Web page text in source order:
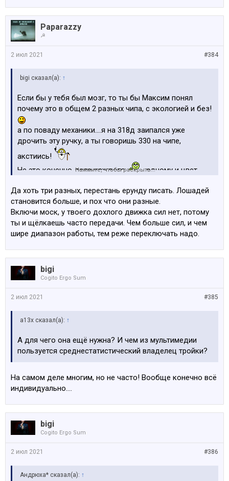
Paparazzy
☭
#384
2 июл 2021
bigi сказал(а): ↑
Если бы у тебя был мозг, то ты бы Максим понял
почему это в общем 2 разных чипа, с экологией и без!
а по поваду механики....я на 318д заипался уже
дрочить эту ручку, а ты говоришь 330 на чипе,
акстиись!
Не это конечно дело каждого
....одному и цвет
нет (чтоб не украли
), а другому наоборот!
Нажмите, чтобы раскрыть...
Да хоть три разных, перестань ерунду писать. Лошадей
становится больше, и пох что они разные.
Включи моск, у твоего дохлого движка сил нет, потому
ты и щёлкаешь часто передачи. Чем больше сил, и чем
шире диапазон работы, тем реже переключать надо.
bigi
Cogito Ergo Sum
#385
2 июл 2021
a13x сказал(а): ↑
А для чего она ещё нужна? И чем из мультимедии
пользуется среднестатистический владелец тройки?
На самом деле многим, но не часто! Вообще конечно всё
индивидуально....
bigi
Cogito Ergo Sum
#386
2 июл 2021
Андрюха* сказал(а): ↑